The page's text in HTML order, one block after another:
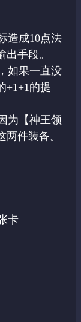
造成10点法
手段。
如果一直没
+1+1的提
为【神王领
件装备。
卡